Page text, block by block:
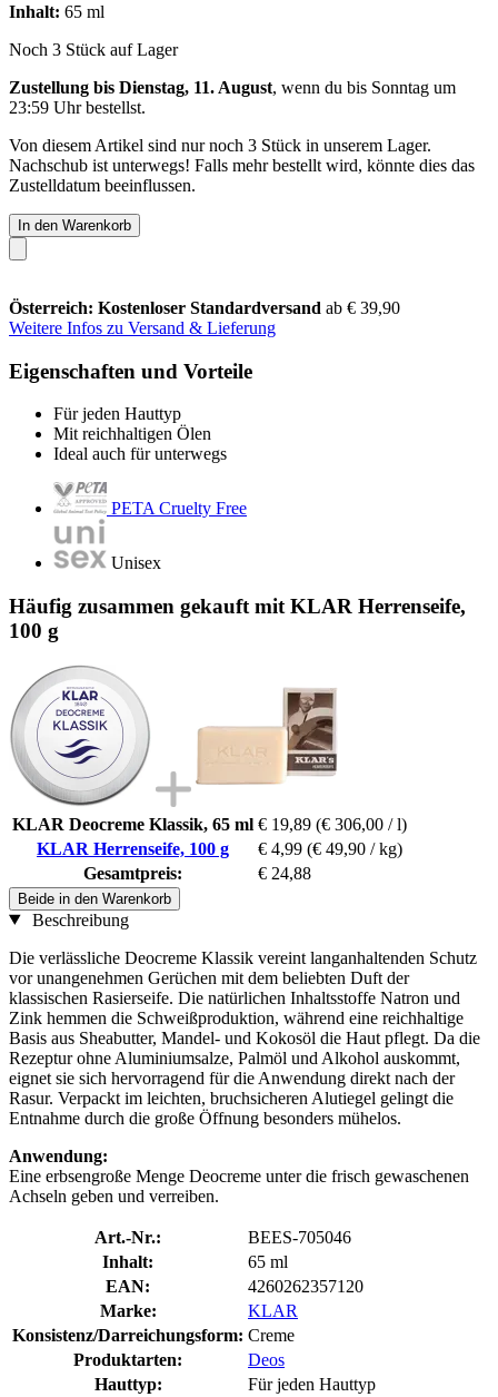
Inhalt: 65 ml
Noch 3 Stück auf Lager
Zustellung bis Dienstag, 11. August, wenn du bis Sonntag um
23:59 Uhrbestellst.
Von diesem Artikel sind nur noch 3 Stück in unserem Lager.
Nachschub ist unterwegs! Falls mehr bestellt wird, könnte dies das
Zustelldatum beeinflussen.
In den Warenkorb
Österreich: Kostenloser Standardversand ab € 39,90
Weitere Infos zu Versand & Lieferung
Eigenschaften und Vorteile
Für jeden Hauttyp
Mit reichhaltigen Ölen
Ideal auch für unterwegs
PETA Cruelty Free
Unisex
Häufig zusammen gekauft mit KLAR Herrenseife,
100 g
KLAR Deocreme Klassik, 65 ml € 19,89 (€ 306,00 / l)
KLAR Herrenseife, 100 g
€ 4,99 (€ 49,90 / kg)
Gesamtpreis:
€ 24,88
Beide in den Warenkorb
Beschreibung
Die verlässliche Deocreme Klassik vereint langanhaltenden Schutz
vor unangenehmen Gerüchen mit dem beliebten Duft der
klassischen Rasierseife. Die natürlichen Inhaltsstoffe Natron und
Zink hemmen die Schweißproduktion, während eine reichhaltige
Basis aus Sheabutter, Mandel- und Kokosöl die Haut pflegt. Da die
Rezeptur ohne Aluminiumsalze, Palmöl und Alkohol auskommt,
eignet sie sich hervorragend für die Anwendung direkt nach der
Rasur. Verpackt im leichten, bruchsicheren Alutiegel gelingt die
Entnahme durch die große Öffnung besonders mühelos.
Anwendung:
Eine erbsengroße Menge Deocreme unter die frisch gewaschenen
Achseln geben und verreiben.
Art.-Nr.:
BEES-705046
Inhalt:
65 ml
EAN:
4260262357120
Marke:
KLAR
Konsistenz/Darreichungsform: Creme
Produktarten:
Deos
Hauttyp:
Für jeden Hauttyp